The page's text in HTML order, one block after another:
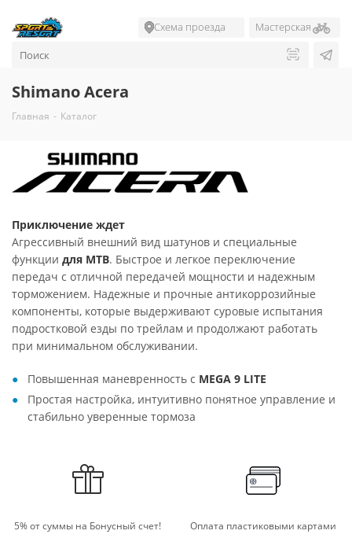
Схема проезда Мастерская
Shimano Acera
Главная - Каталог
Приключение ждет
Агрессивный внешний вид шатунов и специальные
функции для MTB. Быстрое и легкое переключение
передач с отличной передачей мощности и надежным
торможением. Надежные и прочные антикоррозийные
компоненты, которые выдерживают суровые испытания
подростковой езды по трейлам и продолжают работать
при минимальном обслуживании.
Повышенная маневренность с MEGA 9 LITE
Простая настройка, интуитивно понятное управление и
стабильно уверенные тормоза
5% от суммы на Бонусный счет! Оплата пластиковыми картами